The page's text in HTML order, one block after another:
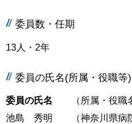
委員数・任期
13人・2年
委員の氏名(所属・役職等)
委員の氏名
（所属・役職
池島 秀明
（神奈川県病